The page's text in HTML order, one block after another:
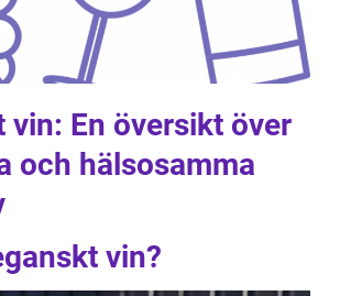
vin: En översikt över
och hälsosamma
vin?